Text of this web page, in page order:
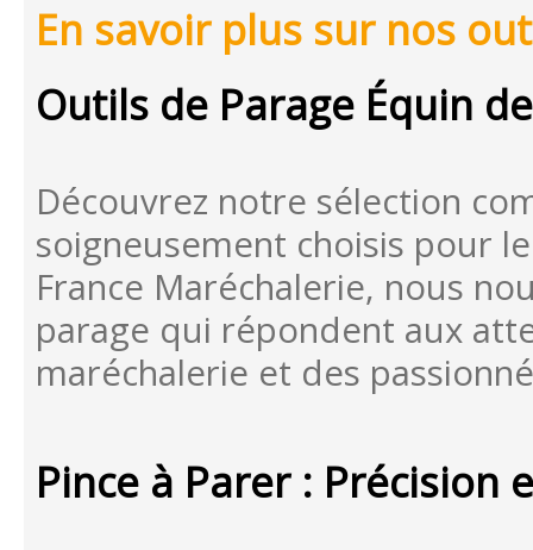
En savoir plus sur nos
Outils de Parage Équin
Découvrez notre sélection
soigneusement choisis pour
France Maréchalerie, nous
parage qui répondent aux
maréchalerie et des
Pince à Parer : Précision